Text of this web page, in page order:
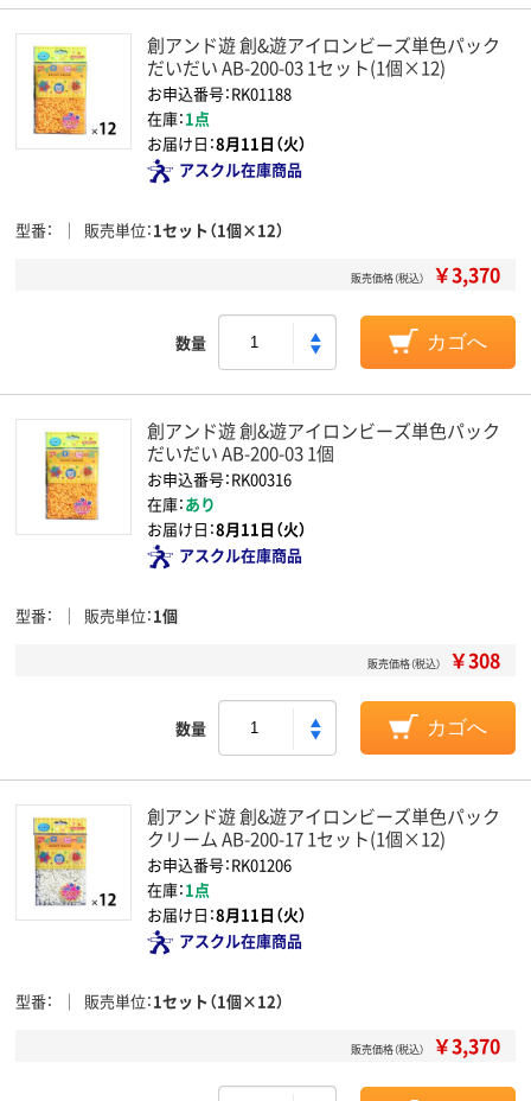
創アンド遊 創&遊アイロンビーズ単色パック
だいだい AB-200-03 1セット(1個×12)
お申込番号：RK01188
在庫：1点
お届け日：8月11日（火）
アスクル在庫商品
型番 販売単位 1セット（1個×12）
販売価格（税込） ￥3,370
数量 カゴへ
創アンド遊 創&遊アイロンビーズ単色パック
だいだい AB-200-03 1個
お申込番号：RK00316
在庫：あり
お届け日：8月11日（火）
アスクル在庫商品
型番 販売単位 1個
販売価格（税込） ￥308
数量 カゴへ
創アンド遊 創&遊アイロンビーズ単色パック
クリーム AB-200-17 1セット(1個×12)
お申込番号：RK01206
在庫：1点
お届け日：8月11日（火）
アスクル在庫商品
型番 販売単位 1セット（1個×12）
販売価格（税込） ￥3,370